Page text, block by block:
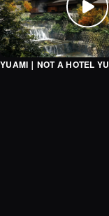
YUAMI｜NOT A HOTEL